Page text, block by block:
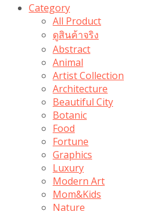
Category
All Product
ดูสินค้าจริง
Abstract
Animal
Artist Collection
Architecture
Beautiful City
Botanic
Food
Fortune
Graphics
Luxury
Modern Art
Mom&Kids
Nature